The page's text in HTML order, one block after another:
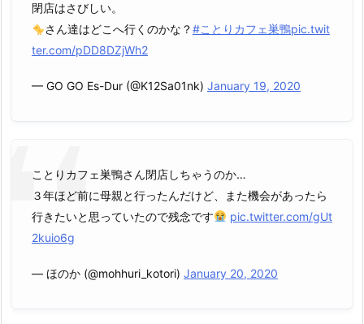
閉店はさびしい。
さん達はどこへ行くのかな？#ことりカフェ巣鴨pic.twit
ter.com/pDD8DZjWh2
— GO GO Es-Dur (@K12Sa01nk) January 19, 2020
ことりカフェ巣鴨さん閉店しちゃうのか…
３年ほど前に母親と行ったんだけど、また機会があったら
行きたいと思っていたので残念です
pic.twitter.com/gUt
2kuio6g
— ほのか (@mohhuri_kotori) January 20, 2020